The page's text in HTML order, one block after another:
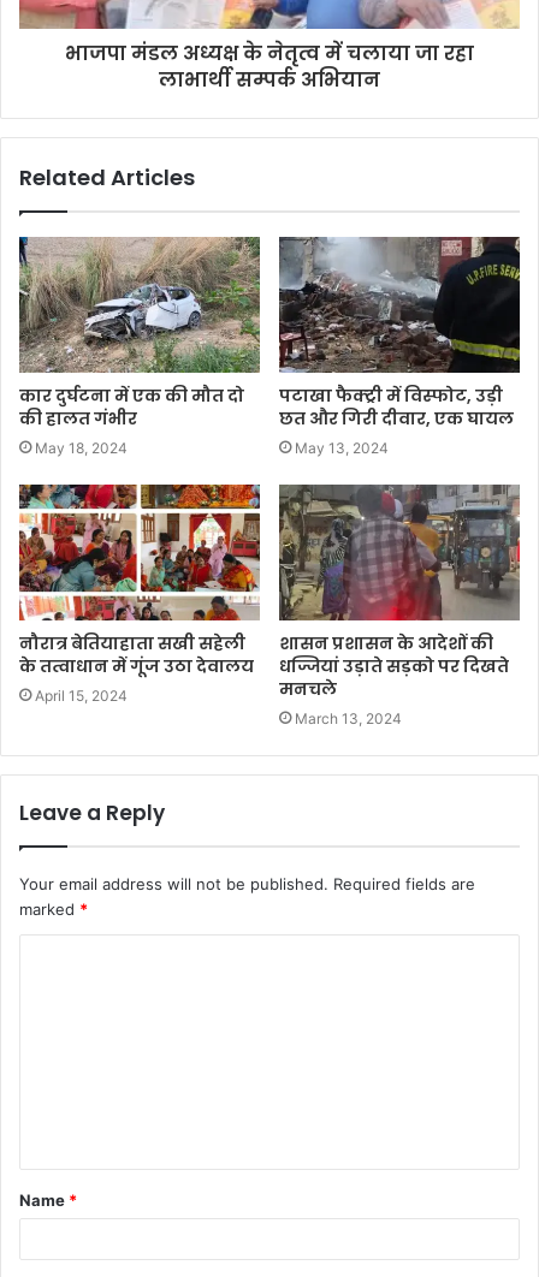
भाजपा मंडल अध्यक्ष के नेतृत्व में चलाया जा रहा
लाभार्थी सम्पर्क अभियान
Related Articles
कार दुर्घटना में एक की मौत दो
की हालत गंभीर
May 18, 2024
पटाखा फैक्ट्री में विस्फोट, उड़ी
छत और गिरी दीवार, एक घायल
May 13, 2024
नौरात्र बेतियाहाता सखी सहेली
के तत्वाधान में गूंज उठा देवालय
April 15, 2024
शासन प्रशासन के आदेशों की
धज्जियां उड़ाते सड़को पर दिखते
मनचले
March 13, 2024
Leave a Reply
Your email address will not be published. Required fields are
marked *
t
*
Name *